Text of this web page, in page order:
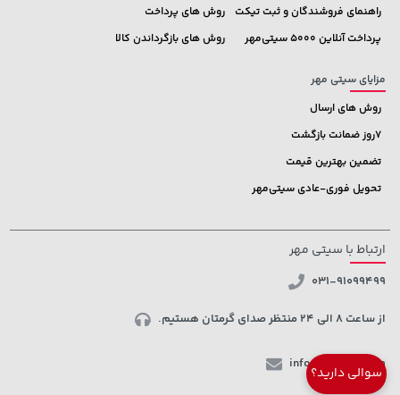
سوالی دارید؟
راهنمای فروشندگان و ثبت تیکت
پرداخت آنلاین 5000 سیتی‌مهر
روش های پرداخت
روش های بازگرداندن کالا
مزایای سیتی مهر
روش های ارسال
7روز ضمانت بازگشت
تضمین بهترین قیمت
تحویل فوری-عادی سیتی‌مهر
ارتباط با سیتی مهر
031-91099499
از ساعت 8 الی 24 منتظر صدای گرمتان هستیم.
info@ctmehr.com